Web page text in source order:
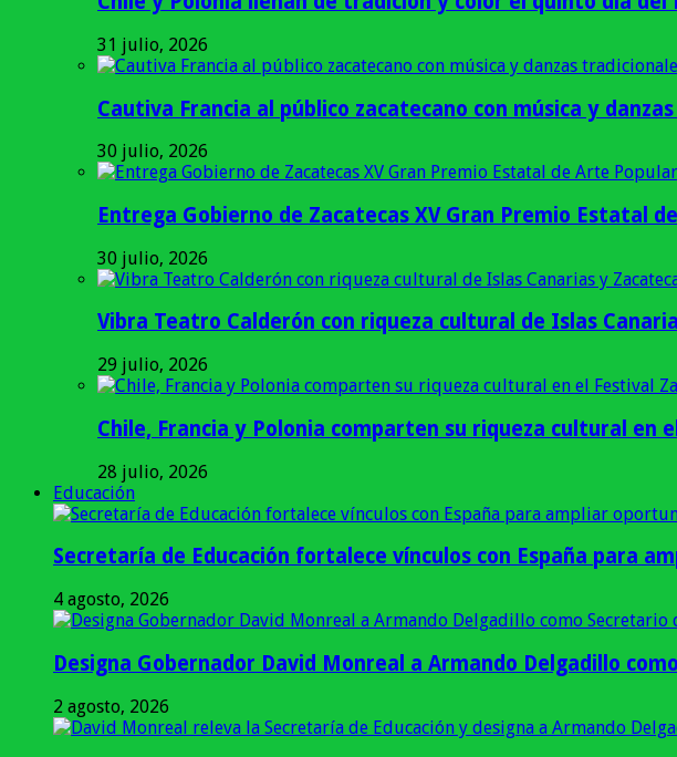
31 julio, 2026
Cautiva Francia al público zacatecano con música y
30 julio, 2026
Entrega Gobierno de Zacatecas XV Gran Premio Estatal
30 julio, 2026
Vibra Teatro Calderón con riqueza cultural de Islas
29 julio, 2026
Chile, Francia y Polonia comparten su riqueza cultural en
28 julio, 2026
Educación
Secretaría de Educación fortalece vínculos con España para
4 agosto, 2026
Designa Gobernador David Monreal a Armando Delgadillo
2 agosto, 2026